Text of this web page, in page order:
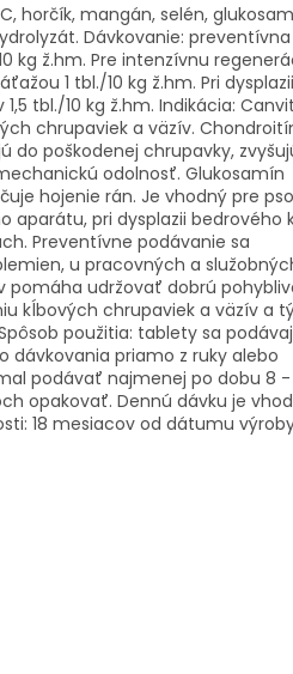
horčík, mangán, selén,
Dávkovanie: preventívna
kg ž.hm. Pre intenzívnu
1 tbl./10 kg ž.hm. Pri dysplazii
tbl./10 kg ž.hm. Indikácia: Canvit
chrupaviek a väzív.
do poškodenej chrupavky,
odolnosť. Glukosamín
hojenie rán. Je vhodný pre
aparátu, pri dysplazii bedrového
Preventívne podávanie sa
u pracovných a
pomáha udržovať dobrú
kĺbových chrupaviek a väzív a
použitia: tablety sa
priamo z ruky alebo
podávať najmenej po dobu 8 -
opakovať. Dennú dávku je
18 mesiacov od dátumu